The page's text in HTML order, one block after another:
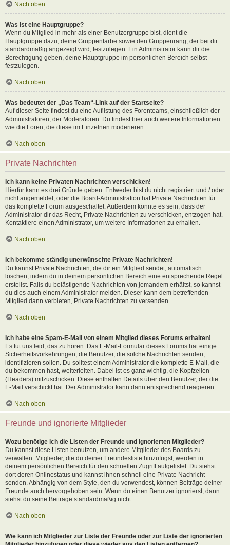
Nach oben
Was ist eine Hauptgruppe?
Wenn du Mitglied in mehr als einer Benutzergruppe bist, dient die
Hauptgruppe dazu, deine Gruppenfarbe sowie den Gruppenrang, der bei dir
standardmäßig angezeigt wird, festzulegen. Ein Administrator kann dir die
Berechtigung geben, deine Hauptgruppe im persönlichen Bereich selbst
festzulegen.
Nach oben
Was bedeutet der „Das Team“-Link auf der Startseite?
Auf dieser Seite findest du eine Auflistung des Forenteams, einschließlich der
Administratoren, der Moderatoren. Du findest hier auch weitere Informationen
wie die Foren, die diese im Einzelnen moderieren.
Nach oben
Private Nachrichten
Ich kann keine Privaten Nachrichten verschicken!
Hierfür kann es drei Gründe geben: Entweder bist du nicht registriert und / oder
nicht angemeldet, oder die Board-Administration hat Private Nachrichten für
das komplette Forum ausgeschaltet. Außerdem könnte es sein, dass der
Administrator dir das Recht, Private Nachrichten zu verschicken, entzogen hat.
Kontaktiere einen Administrator, um weitere Informationen zu erhalten.
Nach oben
Ich bekomme ständig unerwünschte Private Nachrichten!
Du kannst Private Nachrichten, die dir ein Mitglied sendet, automatisch
löschen, indem du in deinem persönlichen Bereich eine entsprechende Regel
erstellst. Falls du belästigende Nachrichten von jemandem erhältst, so kannst
du dies auch einem Administrator melden. Dieser kann dem betreffenden
Mitglied dann verbieten, Private Nachrichten zu versenden.
Nach oben
Ich habe eine Spam-E-Mail von einem Mitglied dieses Forums erhalten!
Es tut uns leid, das zu hören. Das E-Mail-Formular dieses Forums hat einige
Sicherheitsvorkehrungen, die Benutzer, die solche Nachrichten senden,
identifizieren sollen. Du solltest einem Administrator die komplette E-Mail, die
du bekommen hast, weiterleiten. Dabei ist es ganz wichtig, die Kopfzeilen
(Headers) mitzuschicken. Diese enthalten Details über den Benutzer, der die
E-Mail verschickt hat. Der Administrator kann dann entsprechend reagieren.
Nach oben
Freunde und ignorierte Mitglieder
Wozu benötige ich die Listen der Freunde und ignorierten Mitglieder?
Du kannst diese Listen benutzen, um andere Mitglieder des Boards zu
verwalten. Mitglieder, die du deiner Freundesliste hinzufügst, werden in
deinem persönlichen Bereich für den schnellen Zugriff aufgelistet. Du siehst
dort deren Onlinestatus und kannst ihnen schnell eine Private Nachricht
senden. Abhängig von dem Style, den du verwendest, können Beiträge deiner
Freunde auch hervorgehoben sein. Wenn du einen Benutzer ignorierst, dann
siehst du seine Beiträge standardmäßig nicht.
Nach oben
Wie kann ich Mitglieder zur Liste der Freunde oder zur Liste der ignorierten